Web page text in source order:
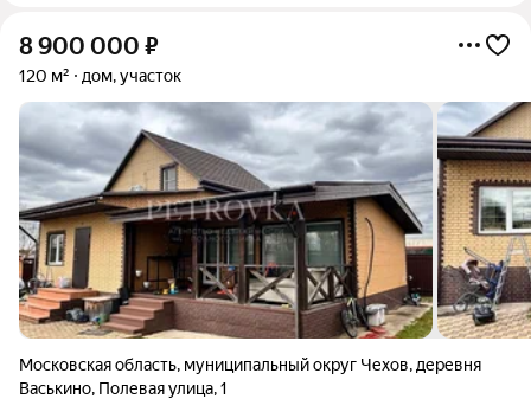
8 900 000 ₽
120 м² дом, участок
Московская область, муниципальный округ Чехов, деревня
Васькино, Полевая улица,1